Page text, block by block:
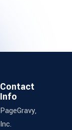
Contact
Info
PageGravy,
Inc.